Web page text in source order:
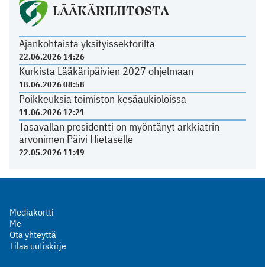
LÄÄKÄRILIITOSTA
Ajankohtaista yksityissektorilta
22.06.2026 14:26
Kurkista Lääkäripäivien 2027 ohjelmaan
18.06.2026 08:58
Poikkeuksia toimiston kesäaukioloissa
11.06.2026 12:21
Tasavallan presidentti on myöntänyt arkkiatrin
arvonimen Päivi Hietaselle
22.05.2026 11:49
Mediakortti
Me
Ota yhteyttä
Tilaa uutiskirje